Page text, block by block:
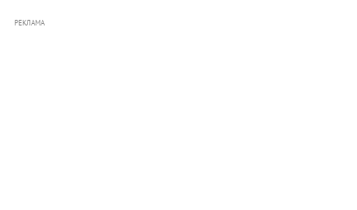
РЕКЛАМА